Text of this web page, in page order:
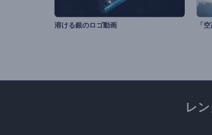
溶ける銀のロゴ動画 「
レ